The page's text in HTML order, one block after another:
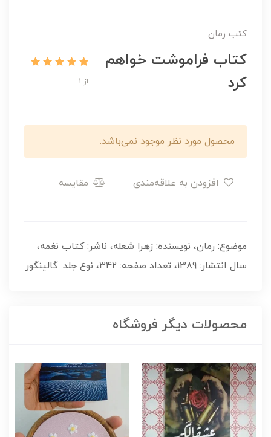
کتب رمان
کتاب فراموشت خواهم
کرد
از 1
محصول مورد نظر موجود نمی‌باشد.
مقایسه
موضوع: رمان، نویسنده: زهرا شعله، ناشر: کتاب نغمه،
سال انتشار: 1389، تعداد صفحه: 342، نوع جلد: گالینگور
محصولات دیگر فروشگاه